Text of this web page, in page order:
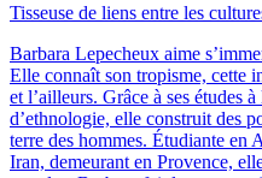
Tisseuse de liens entre les
Barbara Lepecheux aime
Elle connaît son tropisme, cette
et l’ailleurs. Grâce à ses études
d’ethnologie, elle construit des
terre des hommes. Étudiante en
Iran, demeurant en Provence,